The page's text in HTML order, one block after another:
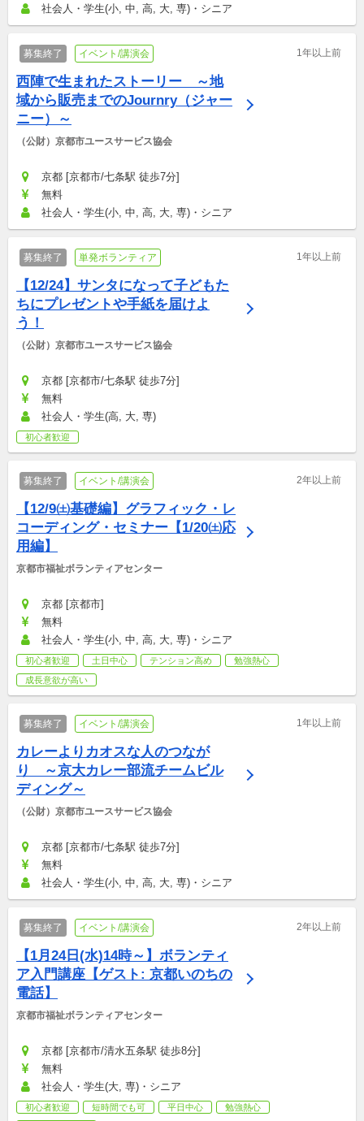
社会人・学生(小, 中, 高, 大, 専)・シニア
募集終了 イベント/講演会 1年以上前
西陣で生まれたストーリー　～地
域から販売までのJournry（ジャー
ニー）～
（公財）京都市ユースサービス協会
京都 [京都市/七条駅 徒歩7分]
無料
社会人・学生(小, 中, 高, 大, 専)・シニア
募集終了 単発ボランティア 1年以上前
【12/24】サンタになって子どもた
ちにプレゼントや手紙を届けよ
う！
（公財）京都市ユースサービス協会
京都 [京都市/七条駅 徒歩7分]
無料
社会人・学生(高, 大, 専)
初心者歓迎
募集終了 イベント/講演会 2年以上前
【12/9㈯基礎編】グラフィック・レ
コーディング・セミナー【1/20㈯応
用編】
京都市福祉ボランティアセンター
京都 [京都市]
無料
社会人・学生(小, 中, 高, 大, 専)・シニア
初心者歓迎 土日中心 テンション高め
勉強熱心
成長意欲が高い
募集終了 イベント/講演会 1年以上前
カレーよりカオスな人のつなが
り　～京大カレー部流チームビル
ディング～
（公財）京都市ユースサービス協会
京都 [京都市/七条駅 徒歩7分]
無料
社会人・学生(小, 中, 高, 大, 専)・シニア
募集終了 イベント/講演会 2年以上前
【1月24日(水)14時～】ボランティ
ア入門講座【ゲスト: 京都いのちの
電話】
京都市福祉ボランティアセンター
京都 [京都市/清水五条駅 徒歩8分]
無料
社会人・学生(大, 専)・シニア
初心者歓迎 短時間でも可 平日中心 勉強熱心